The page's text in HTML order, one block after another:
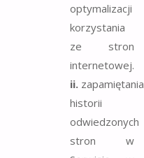
optymalizacji
korzystania
ze stron
internetowej.
ii. zapamiętania
historii
odwiedzonych
stron w